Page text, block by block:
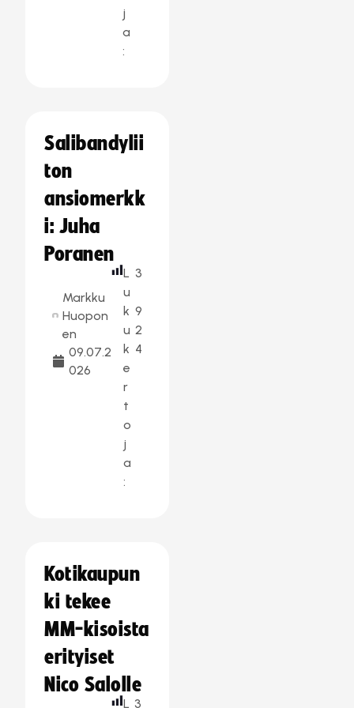
j
a
:
Salibandylii
ton
ansiomerkk
i: Juha
Poranen
Markku
Huopon
en
09.07.2
026
L
u
k
u
k
e
r
t
o
j
a
:
3
9
2
4
Kotikaupun
ki tekee
MM-kisoista
erityiset
Nico Salolle
L 3